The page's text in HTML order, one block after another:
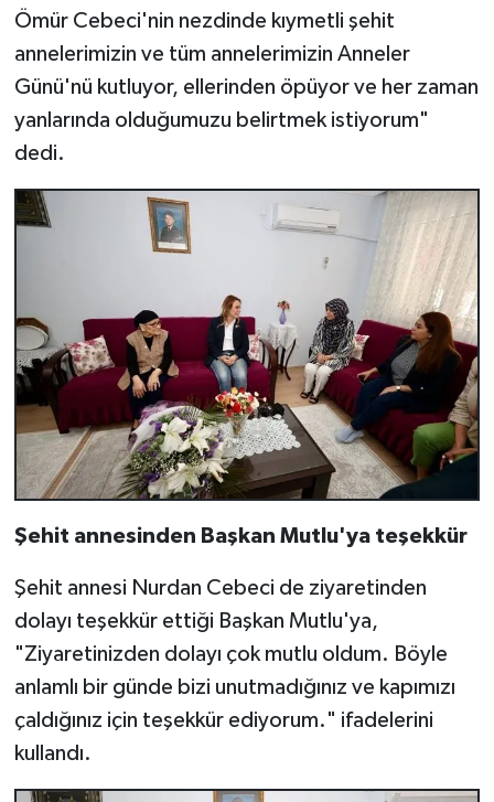
Ömür Cebeci'nin nezdinde kıymetli şehit
annelerimizin ve tüm annelerimizin Anneler
Günü'nü kutluyor, ellerinden öpüyor ve her zaman
yanlarında olduğumuzu belirtmek istiyorum"
dedi.
Şehit annesinden Başkan Mutlu'ya teşekkür
Şehit annesi Nurdan Cebeci de ziyaretinden
dolayı teşekkür ettiği Başkan Mutlu'ya,
"Ziyaretinizden dolayı çok mutlu oldum. Böyle
anlamlı bir günde bizi unutmadığınız ve kapımızı
çaldığınız için teşekkür ediyorum." ifadelerini
kullandı.